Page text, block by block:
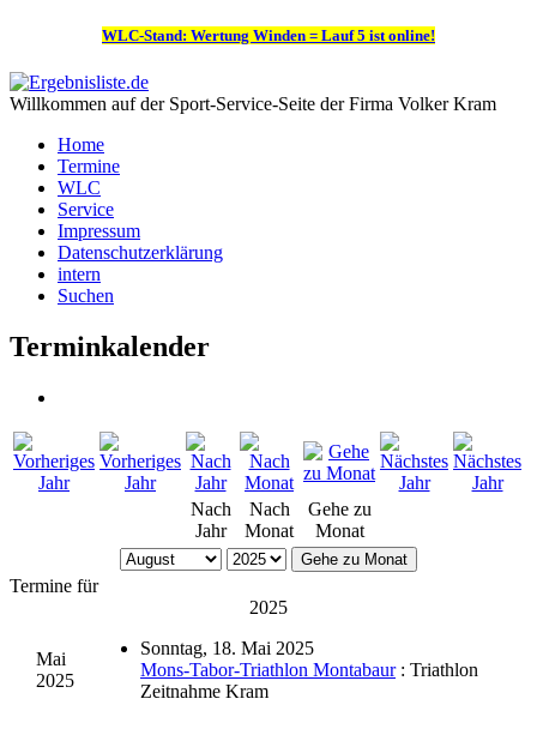
WLC-Stand: Wertung Winden = Lauf 5 ist online!
Willkommen auf der Sport-Service-Seite der Firma Volker Kram
Home
Termine
WLC
Service
Impressum
Datenschutzerklärung
intern
Suchen
Terminkalender
Nach
Jahr
Nach
Monat
Gehe zu
Monat
Gehe zu Monat
Termine für
2025
Mai
2025
Sonntag, 18. Mai 2025
Mons-Tabor-Triathlon Montabaur: Triathlon
Zeitnahme Kram